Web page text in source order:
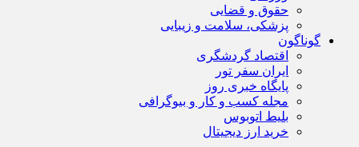
حقوق و قضایی
پزشکی، سلامت و زیبایی
گوناگون
اقتصاد گردشگری
ایران سفر تور
پایگاه خبری روز
مجله کسب و کار و بیوگرافی
بلیط اتوبوس
خرید ارز دیجیتال